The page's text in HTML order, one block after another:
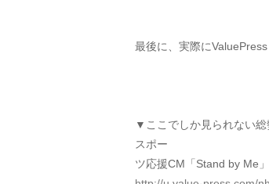
最後に、実際に
▼ここでしか見られない
スポー
ツ応援CM「Stand by Me